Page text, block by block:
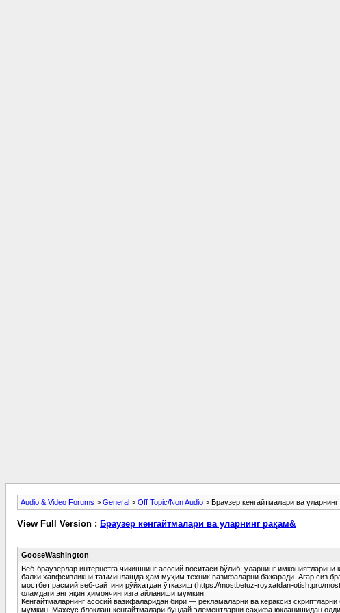
Audio & Video Forums > General > Off Topic/Non Audio > Браузер кенгайтмалари ва
View Full Version : Браузер кенгайтмалари ва уларнинг рақам&
GooseWashington
Веб-браузерлар интернетга чиқишнинг асосий воситаси бўлиб, уларнинг
балки хавфсизликни таъминлашда ҳам муҳим техник вазифаларни бажаради. Агар сиз
мостбет расмий веб-сайтини рўйхатдан ўтказиш (https://mostbetuz-royxatdan-otish.pro/
оламдаги энг яқин ҳимоячингизга айланиши мумкин.
Кенгайтмаларнинг асосий вазифаларидан бири — рекламаларни ва кераксиз
мумкин. Махсус блоклаш кенгайтмалари бундай элементларни саҳифа юкланишидан